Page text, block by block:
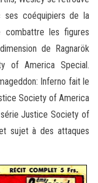
ses coéquipiers de la
les figures
de Ragnarök
of America Special.
Inferno fait le
Society of America
série Justice Society of
sujet à des attaques